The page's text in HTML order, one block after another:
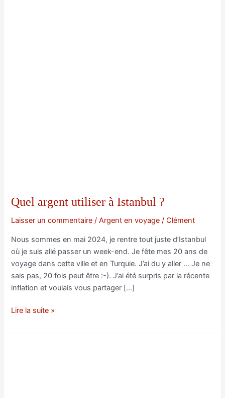
Quel argent utiliser à Istanbul ?
Laisser un commentaire /Argent en voyage /Clément
Nous sommes en mai 2024, je rentre tout juste d’Istanbul
où je suis allé passer un week-end. Je fête mes 20 ans de
voyage dans cette ville et en Turquie. J’ai du y aller … Je ne
sais pas, 20 fois peut être :-). J’ai été surpris par la récente
inflation et voulais vous partager […]
Quel
Lire la suite »